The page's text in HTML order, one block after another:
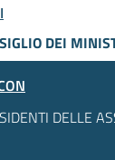
DEI
DELLE